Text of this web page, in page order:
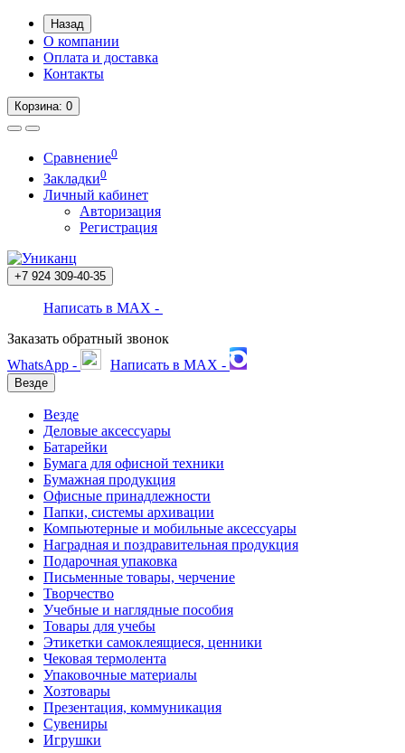
Назад
О компании
Оплата и доставка
Контакты
Корзина: 0
Сравнение0
Закладки0
Личный кабинет
Авторизация
Регистрация
+7 924 309-40-35
Написать в MAX -
Заказать обратный звонок
WhatsApp -
Написать в MAX -
Везде
Везде
Деловые аксессуары
Батарейки
Бумага для офисной техники
Бумажная продукция
Офисные принадлежности
Папки, системы архивации
Компьютерные и мобильные аксессуары
Наградная и поздравительная продукция
Подарочная упаковка
Письменные товары, черчение
Творчество
Учебные и наглядные пособия
Товары для учебы
Этикетки самоклеящиеся, ценники
Чековая термолента
Упаковочные материалы
Хозтовары
Презентация, коммуникация
Сувениры
Игрушки